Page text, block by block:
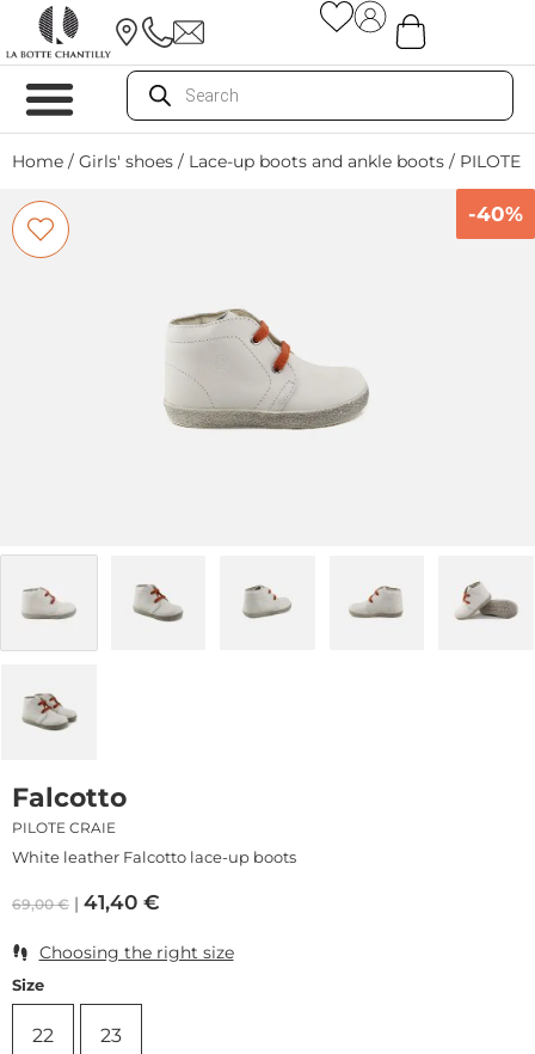
Home / Girls' shoes / Lace-up boots and ankle boots / PILOTE
-40%
Falcotto
PILOTE CRAIE
White leather Falcotto lace-up boots
69,00€ 41,40 €
Choosing the right size
Size
22 23